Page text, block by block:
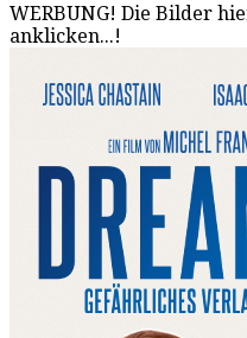
WERBUNG! Die Bilder
anklicken...!